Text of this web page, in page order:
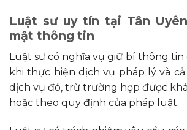
Luật sư uy tín tại Tân
mật thông tin
Luật sư có nghĩa vụ giữ bí thông tin
khi thực hiện dịch vụ pháp lý và
dịch vụ đó, trừ trường hợp được
hoặc theo quy định của pháp luật.